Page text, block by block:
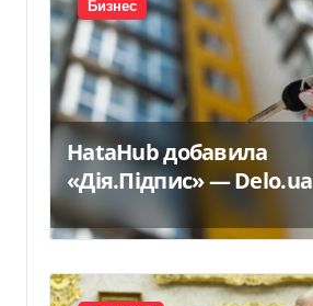
Бизнес
HataHub добавила
«Дія.Підпис» — Delo.ua